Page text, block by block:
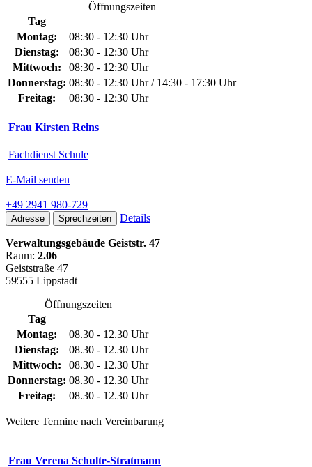
Öffnungszeiten
Tag
Montag:
08:30 - 12:30 Uhr
Dienstag:
08:30 - 12:30 Uhr
Mittwoch:
08:30 - 12:30 Uhr
Donnerstag: 08:30 - 12:30 Uhr / 14:30 - 17:30 Uhr
Freitag:
08:30 - 12:30 Uhr
Frau Kirsten Reins
Fachdienst Schule
E-Mail senden
+49 2941 980-729
Adresse Sprechzeiten Details
Verwaltungsgebäude Geiststr. 47
Raum: 2.06
Geiststraße 47
59555 Lippstadt
Öffnungszeiten
Tag
Montag:
08.30 - 12.30 Uhr
Dienstag:
08.30 - 12.30 Uhr
Mittwoch:
08.30 - 12.30 Uhr
Donnerstag: 08.30 - 12.30 Uhr
Freitag:
08.30 - 12.30 Uhr
Weitere Termine nach Vereinbarung
Frau Verena Schulte-Stratmann